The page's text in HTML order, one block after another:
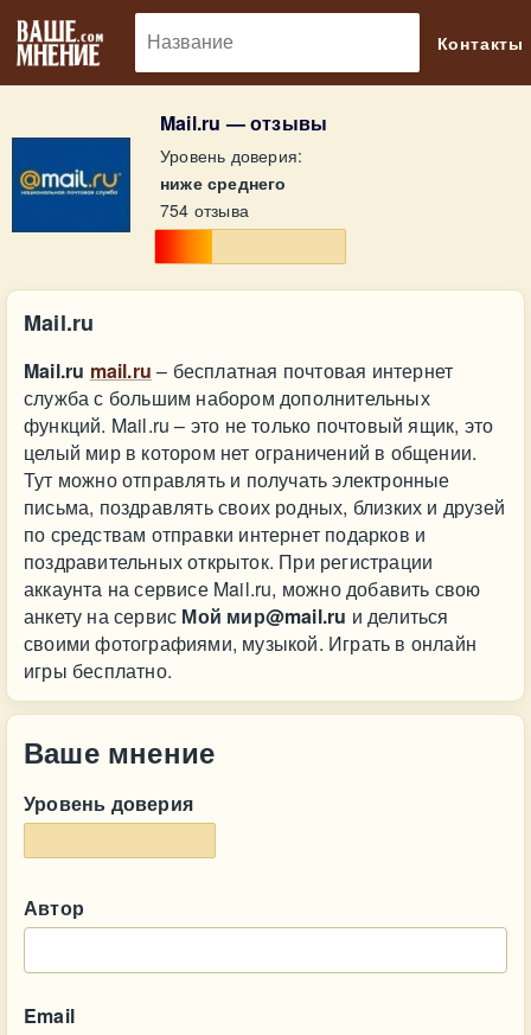
Контакты
Mail.ru — отзывы
Уровень доверия:
ниже среднего
754 отзыва
Mail.ru
Mail.ru mail.ru – бесплатная почтовая интернет
служба с большим набором дополнительных
функций. Mail.ru – это не только почтовый ящик, это
целый мир в котором нет ограничений в общении.
Тут можно отправлять и получать электронные
письма, поздравлять своих родных, близких и друзей
по средствам отправки интернет подарков и
поздравительных открыток. При регистрации
аккаунта на сервисе Mail.ru, можно добавить свою
анкету на сервис Мой мир@mail.ru и делиться
своими фотографиями, музыкой. Играть в онлайн
игры бесплатно.
Ваше мнение
Уровень доверия
Автор
Email